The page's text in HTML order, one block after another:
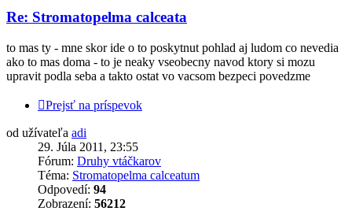
Re: Stromatopelma calceata
to mas ty - mne skor ide o to poskytnut pohlad aj ludom co nevedia
ako to mas doma - to je neaky vseobecny navod ktory si mozu
upravit podla seba a takto ostat vo vacsom bezpeci povedzme
Prejsť na príspevok
od užívateľa adi
29. Júla 2011, 23:55
Fórum: Druhy vtáčkarov
Téma: Stromatopelma calceatum
Odpovedí: 94
Zobrazení: 56212